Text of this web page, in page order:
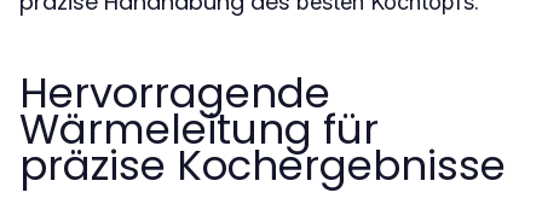
Hervorragende
Wärmeleitung für
präzise Kochergebnisse